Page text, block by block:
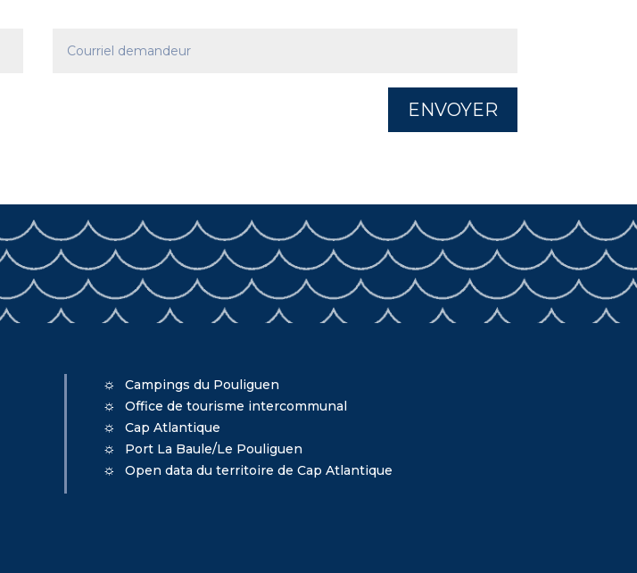
ENVOYER
Campings du Pouliguen
Office de tourisme intercommunal
Cap Atlantique
Port La Baule/Le Pouliguen
Open data du territoire de Cap Atlantique